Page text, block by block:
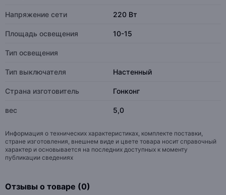
Напряжение сети 220 Вт
Площадь освещения 10-15
Тип освещения
Тип выключателя Настенный
Страна изготовитель Гонконг
вес 5,0
Информация о технических характеристиках, комплекте поставки,
стране изготовления, внешнем виде и цвете товара носит справочный
характер и основывается на последних доступных к моменту
публикации сведениях
Отзывы о товаре (0)